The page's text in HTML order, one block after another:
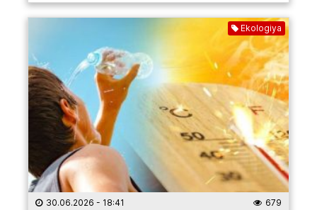
Ekologiya
30.06.2026 - 18:41 679